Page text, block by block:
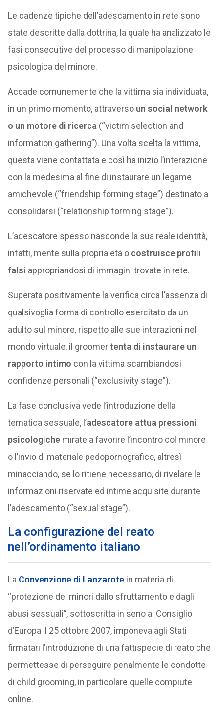
Le cadenze tipiche dell’adescamento in rete sono
state descritte dalla dottrina, la quale ha analizzato le
fasi consecutive del processo di manipolazione
psicologica del minore.
Accade comunemente che la vittima sia individuata,
in un primo momento, attraverso un social network
o un motore di ricerca (“victim selection and
information gathering”). Una volta scelta la vittima,
questa viene contattata e così ha inizio l’interazione
con la medesima al fine di instaurare un legame
amichevole (“friendship forming stage”) destinato a
consolidarsi (“relationship forming stage”).
L’adescatore spesso nasconde la sua reale identità,
infatti, mente sulla propria età o costruisce profili
falsi appropriandosi di immagini trovate in rete.
Superata positivamente la verifica circa l’assenza di
qualsivoglia forma di controllo esercitato da un
adulto sul minore, rispetto alle sue interazioni nel
mondo virtuale, il groomertenta di instaurare un
rapporto intimo con la vittima scambiandosi
confidenze personali (“exclusivity stage”).
La fase conclusiva vede l’introduzione della
tematica sessuale, l’adescatore attua pressioni
psicologichemirate a favorire l’incontro col minore
o l’invio di materiale pedopornografico, altresì
minacciando, se lo ritiene necessario, di rivelare le
informazioni riservate ed intime acquisite durante
l’adescamento (“sexual stage”).
La configurazione del reato
nell’ordinamento italiano
La Convenzione di Lanzarotein materia di
“protezione dei minori dallo sfruttamento e dagli
abusi sessuali”, sottoscritta in seno al Consiglio
d’Europa il 25 ottobre 2007, imponeva agli Stati
firmatari l’introduzione di una fattispecie di reato che
permettesse di perseguire penalmente le condotte
di child grooming, in particolare quelle compiute
online.